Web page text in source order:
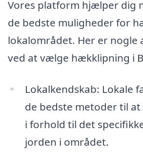
Vores platform hjælper dig
de bedste muligheder for
lokalområdet. Her er nogle
ved at vælge hækklipning i
Lokalkendskab: Lokale
de bedste metoder til
i forhold til det
jorden i området.